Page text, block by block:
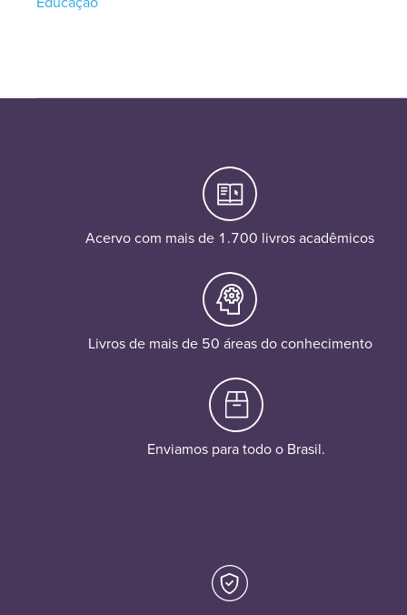
Acervo com mais de 1.700 livros acadêmicos
Livros de mais de 50 áreas do conhecimento
Enviamos para todo o Brasil.